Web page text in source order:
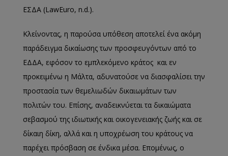
ΕΣΔΑ (LawEuro, n.d.).
Κλείνοντας, η παρούσα υπόθεση αποτελεί ένα ακόμη
παράδειγμα δικαίωσης των προσφευγόντων από το
ΕΔΔΑ, εφόσον το εμπλεκόμενο κράτος και εν
προκειμένω η Μάλτα, αδυνατούσε να διασφαλίσει την
προστασία των θεμελιωδών δικαιωμάτων των
πολιτών του. Επίσης, αναδεικνύεται τα δικαιώματα
σεβασμού της ιδιωτικής και οικογενειακής ζωής και σε
δίκαιη δίκη, αλλά και η υποχρέωση του κράτους να
παρέχει πρόσβαση σε ένδικα μέσα. Επομένως, ο